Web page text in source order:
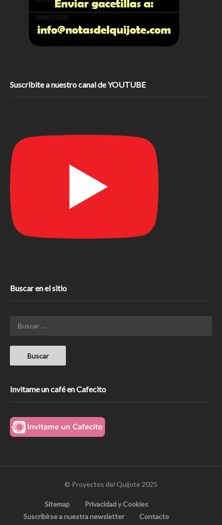
Suscribite a nuestro canal de YOUTUBE
Buscar en el sitio
Invitame un café en Cafecito
© Proyectos del Quijote 2025
Sitemap
Privacidad y Cookies
Suscribirse a nuestra newsletter
Contacto